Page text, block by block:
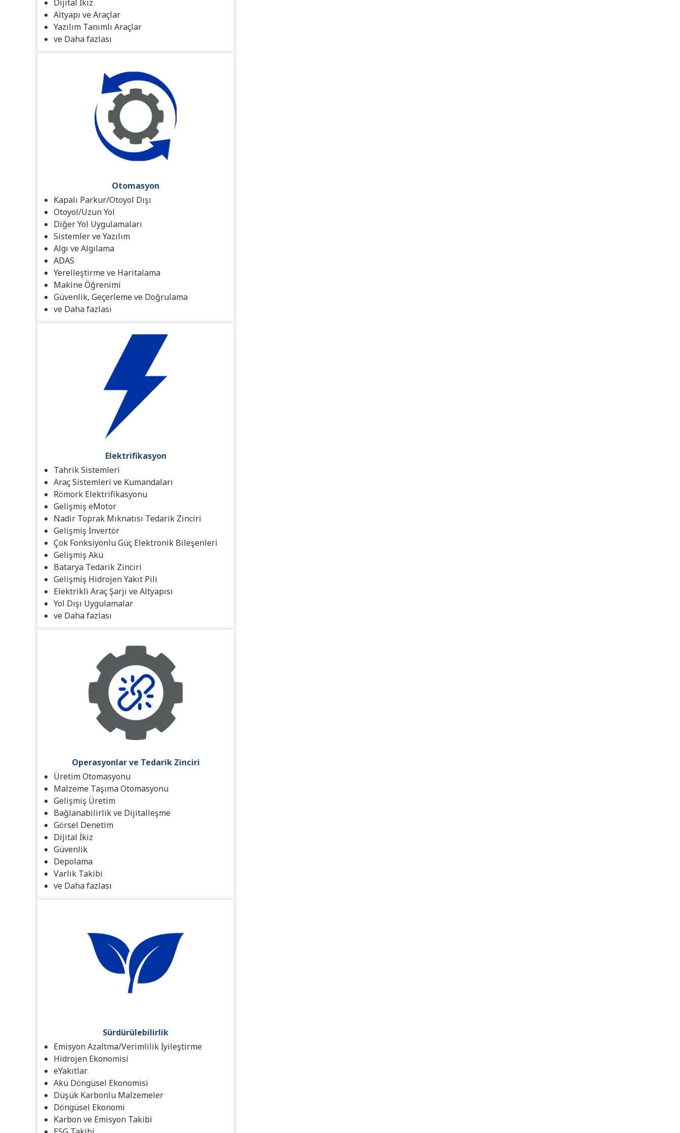
Dijital İkiz
Altyapı ve Araçlar
Yazılım Tanımlı Araçlar
ve Daha fazlası
Otomasyon
Kapalı Parkur/Otoyol Dışı
Otoyol/Uzun Yol
Diğer Yol Uygulamaları
Sistemler ve Yazılım
Algı ve Algılama
ADAS
Yerelleştirme ve Haritalama
Makine Öğrenimi
Güvenlik, Geçerleme ve Doğrulama
ve Daha fazlası
Elektrifikasyon
Tahrik Sistemleri
Araç Sistemleri ve Kumandaları
Römork Elektrifikasyonu
Gelişmiş eMotor
Nadir Toprak Mıknatısı Tedarik Zinciri
Gelişmiş İnvertör
Çok Fonksiyonlu Güç Elektronik Bileşenleri
Gelişmiş Akü
Batarya Tedarik Zinciri
Gelişmiş Hidrojen Yakıt Pili
Elektrikli Araç Şarjı ve Altyapısı
Yol Dışı Uygulamalar
ve Daha fazlası
Operasyonlar ve Tedarik Zinciri
Üretim Otomasyonu
Malzeme Taşıma Otomasyonu
Gelişmiş Üretim
Bağlanabilirlik ve Dijitalleşme
Görsel Denetim
Dijital İkiz
Güvenlik
Depolama
Varlık Takibi
ve Daha fazlası
Sürdürülebilirlik
Emisyon Azaltma/Verimlilik İyileştirme
Hidrojen Ekonomisi
eYakıtlar
Akü Döngüsel Ekonomisi
Düşük Karbonlu Malzemeler
Döngüsel Ekonomi
Karbon ve Emisyon Takibi